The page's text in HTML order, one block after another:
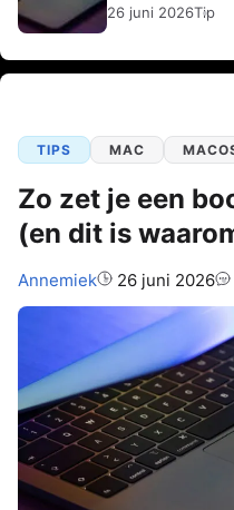
26 juni 2026Tip
TIPS MAC
Zo zet je een
(en dit is
Auteur:
Annemiek 26 juni 2026